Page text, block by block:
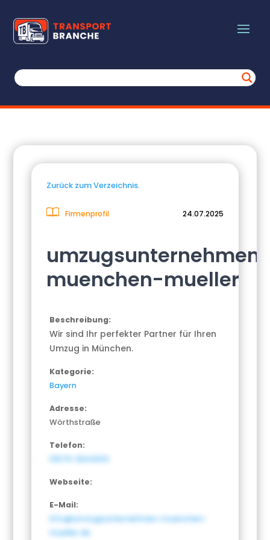
Zurück zum Verzeichnis.
Firmenprofil 24.07.2025
muenchen-mueller
Beschreibung:
Wir sind Ihr perfekter Partner für Ihren
Umzug in München.
Kategorie:
Bayern
Adresse:
Wörthstraße
Telefon:
01579-2644002
Webseite:
E-Mail:
Info@umzugsunternehmen-muenchen-
mueller.de